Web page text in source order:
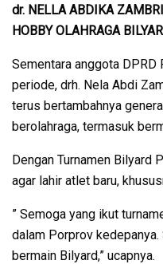
dr. NELLA ABDIKA
HOBBY OLAHRAGA
Sementara anggota DPRD
periode, drh. Nela Abdi
terus bertambahnya
berolahraga, termasuk
Dengan Turnamen Bilyard
agar lahir atlet baru,
” Semoga yang ikut
dalam Porprov
bermain Bilyard,” ucapnya.